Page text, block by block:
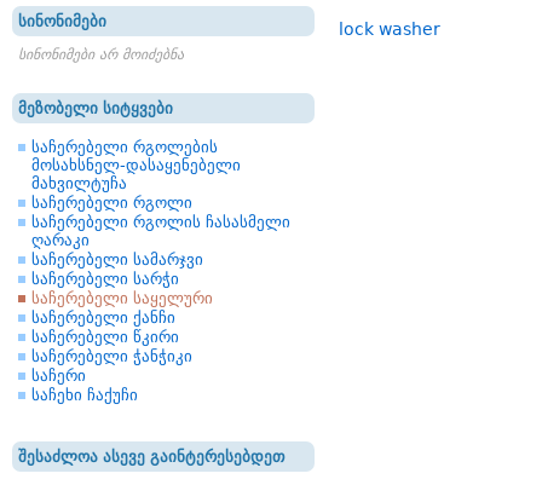
სინონიმები
სინონიმები არ მოიძებნა
მეზობელი სიტყვები
საჩერებელი რგოლების
მოსახსნელ-დასაყენებელი
მახვილტუჩა
საჩერებელი რგოლი
საჩერებელი რგოლის ჩასასმელი
ღარაკი
საჩერებელი სამარჯვი
საჩერებელი სარჭი
საჩერებელი საყელური
საჩერებელი ქანჩი
საჩერებელი წკირი
საჩერებელი ჭანჭიკი
საჩერი
საჩეხი ჩაქუჩი
შესაძლოა ასევე გაინტერესებდეთ
lock washer